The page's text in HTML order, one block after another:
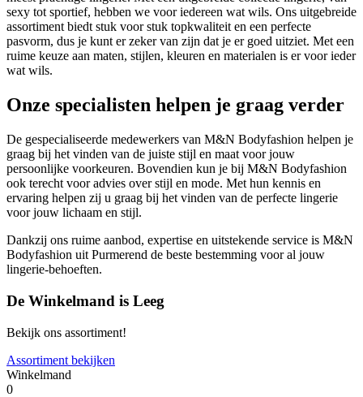
sexy tot sportief, hebben we voor iedereen wat wils. Ons uitgebreide
assortiment biedt stuk voor stuk topkwaliteit en een perfecte
pasvorm, dus je kunt er zeker van zijn dat je er goed uitziet. Met een
ruime keuze aan maten, stijlen, kleuren en materialen is er voor ieder
wat wils.
Onze specialisten helpen je graag verder
De gespecialiseerde medewerkers van M&N Bodyfashion helpen je
graag bij het vinden van de juiste stijl en maat voor jouw
persoonlijke voorkeuren. Bovendien kun je bij M&N Bodyfashion
ook terecht voor advies over stijl en mode. Met hun kennis en
ervaring helpen zij u graag bij het vinden van de perfecte lingerie
voor jouw lichaam en stijl.
Dankzij ons ruime aanbod, expertise en uitstekende service is M&N
Bodyfashion uit Purmerend de beste bestemming voor al jouw
lingerie-behoeften.
De Winkelmand is Leeg
Bekijk ons assortiment!
Assortiment bekijken
Winkelmand
0